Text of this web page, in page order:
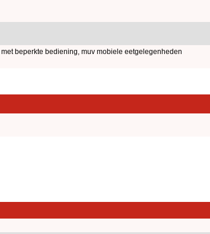
beperkte bediening, muv mobiele eetgelegenheden